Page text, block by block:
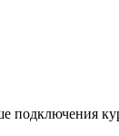
подключения